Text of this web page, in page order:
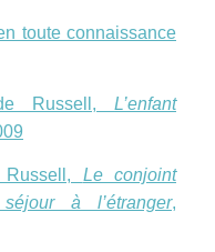
toute connaissance
Russell,L’enfant
Le conjoint
à l’étranger,